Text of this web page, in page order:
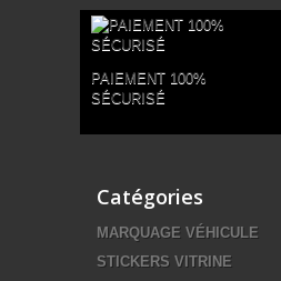
PAIEMENT 100%
SÉCURISÉ
Catégories
MARQUAGE VÉHICULE
STICKERS VITRINE